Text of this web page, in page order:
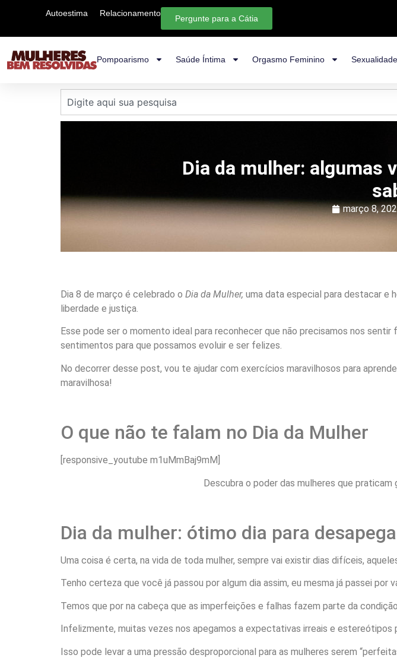
Autoestima Relacionamento
Pergunte para a Cátia
Pompoarismo Saúde Íntima Orgasmo Feminino
Dia da mulher: algumas
março 8,
Dia 8 de março é celebrado o Dia da Mulher, uma data especial para destacar e
liberdade e justiça.
Esse pode ser o momento ideal para reconhecer que não precisamos nos
sentimentos para que possamos evoluir e ser felizes.
No decorrer desse post, vou te ajudar com exercícios maravilhosos para
maravilhosa!
O que não te falam no Dia da Mulher
[responsive_youtube m1uMmBaj9mM]
Descubra o poder das mulheres que
Dia da mulher: ótimo dia para
Uma coisa é certa, na vida de toda mulher, sempre vai existir dias difíceis,
Tenho certeza que você já passou por algum dia assim, eu mesma já passei por
Temos que por na cabeça que as imperfeições e falhas fazem parte da
Infelizmente, muitas vezes nos apegamos a expectativas irreais e estereótipos
Isso pode levar a uma pressão desproporcional para as mulheres serem